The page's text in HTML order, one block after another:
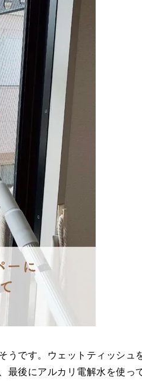
うです。ウェットティッシュ
最後にアルカリ電解水を使っ